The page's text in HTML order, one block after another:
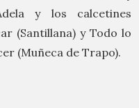
y los calcetines
(Santillana) y Todo lo
(Muñeca de Trapo).